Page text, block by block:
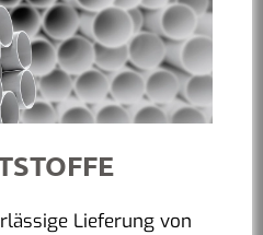
Lieferung von